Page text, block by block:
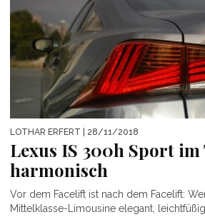
LOTHAR ERFERT | 28/11/2018
Lexus IS 300h Sport
harmonisch
Vor dem Facelift ist nach dem Facelift:
Mittelklasse-Limousine elegant,